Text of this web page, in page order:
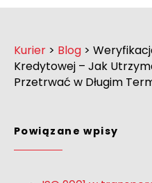
Kurier > Blog >
Kredytowej – Jak
Przetrwać w Długim
Powiązane wpisy